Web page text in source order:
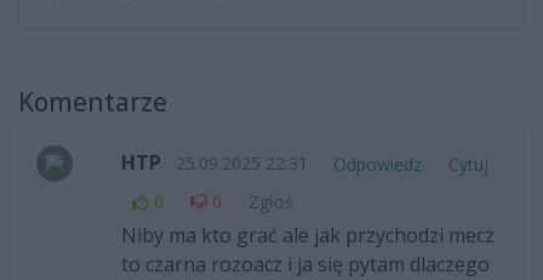
Komentarze
HTP 25.09.2025 22:31 Odpowiedz
Cytuj
0
0 Zgłoś
Niby ma kto grać ale jak przychodzi mecz
to czarna rozoacz i ja się pytam dlaczego